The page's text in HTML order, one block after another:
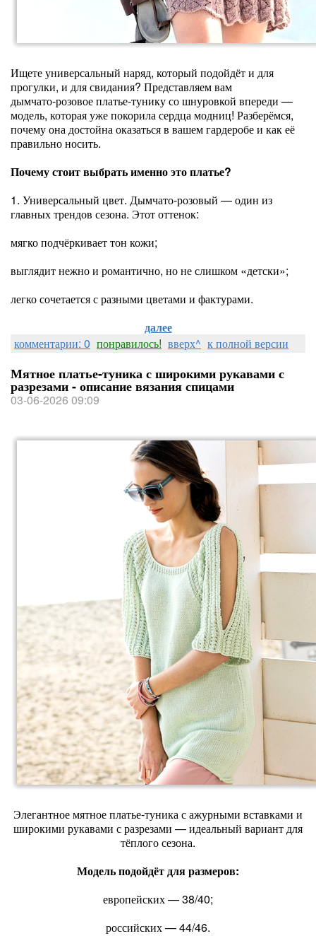
Ищете универсальный наряд, который подойдёт и для
прогулки, и для свидания? Представляем вам
дымчато‑розовое платье‑тунику со шнуровкой впереди —
модель, которая уже покорила сердца модниц! Разберёмся,
почему она достойна оказаться в вашем гардеробе и как её
правильно носить.
Почему стоит выбрать именно это платье?
1. Универсальный цвет. Дымчато‑розовый — один из
главных трендов сезона. Этот оттенок:
мягко подчёркивает тон кожи;
выглядит нежно и романтично, но не слишком «детски»;
легко сочетается с разными цветами и фактурами.
далее
комментарии: 0 понравилось! вверх^ к полной версии
Мятное платье-туника с широкими рукавами с
разрезами - описание вязания спицами
03-06-2026 09:09
Элегантное мятное платье‑туника с ажурными вставками и
широкими рукавами с разрезами — идеальный вариант для
тёплого сезона.
Модель подойдёт для размеров:
европейских — 38/40;
российских — 44/46.